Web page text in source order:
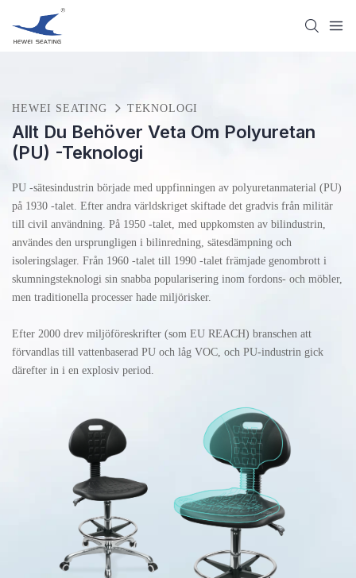
HEWEI SEATING TEKNOLOGI
Allt Du Behöver Veta Om Polyuretan
(PU) -teknologi
PU -sätesindustrin började med uppfinningen av polyuretanmaterial (PU)
på 1930 -talet. Efter andra världskriget skiftade det gradvis från militär
till civil användning. På 1950 -talet, med uppkomsten av bilindustrin,
användes den ursprungligen i bilinredning, sätesdämpning och
isoleringslager. Från 1960 -talet till 1990 -talet främjade genombrott i
skumningsteknologi sin snabba popularisering inom fordons- och möbler,
men traditionella processer hade miljörisker.
Efter 2000 drev miljöföreskrifter (som EU REACH) branschen att
förvandlas till vattenbaserad PU och låg VOC, och PU-industrin gick
därefter in i en explosiv period.